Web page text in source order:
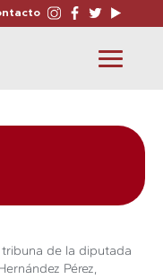
Toggle
navigation
de la diputada
Pérez,